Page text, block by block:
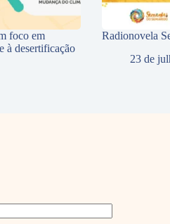
foco em
à desertificação
Radionovela
23 de